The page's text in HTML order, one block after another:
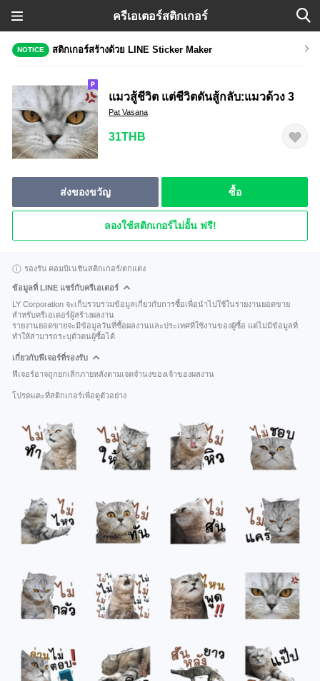
ครีเอเตอร์สติกเกอร์
NOTICE สติกเกอร์สร้างด้วย LINE Sticker Maker
แมวสู้ชีวิต แต่ชีวิตดันสู้กลับ:แมวด้วง 3
Pat Vasana
31THB
ส่งของขวัญ ซื้อ
ลองใช้สติกเกอร์ไม่อั้น ฟรี!
รองรับ คอมบิเนชันสติกเกอร์/ตกแต่ง
ข้อมูลที่ LINE แชร์กับครีเอเตอร์
LY Corporation จะเก็บรวบรวมข้อมูลเกี่ยวกับการซื้อเพื่อนำไปใช้ในรายงานยอดขาย
สำหรับครีเอเตอร์ผู้สร้างผลงาน
รายงานยอดขายจะมีข้อมูลวันที่ซื้อผลงานและประเทศที่ใช้งานของผู้ซื้อ แต่ไม่มีข้อมูลที่
ทำให้สามารถระบุตัวตนผู้ซื้อได้
เกี่ยวกับฟีเจอร์ที่รองรับ
ฟีเจอร์อาจถูกยกเลิกภายหลังตามเจตจำนงของเจ้าของผลงาน
โปรดแตะที่สติกเกอร์เพื่อดูตัวอย่าง